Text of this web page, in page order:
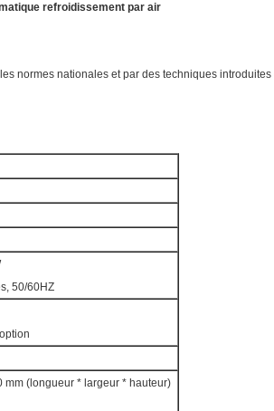
refroidissement par air
normes nationales et par des techniques
50/60HZ
mm (longueur * largeur * hauteur)